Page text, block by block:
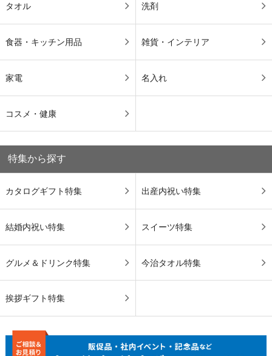
タオル 洗剤
食器・キッチン用品 雑貨・インテリア
家電 名入れ
コスメ・健康
特集から探す
カタログギフト特集 出産内祝い特集
結婚内祝い特集 スイーツ特集
グルメ＆ドリンク特集 今治タオル特集
挨拶ギフト特集